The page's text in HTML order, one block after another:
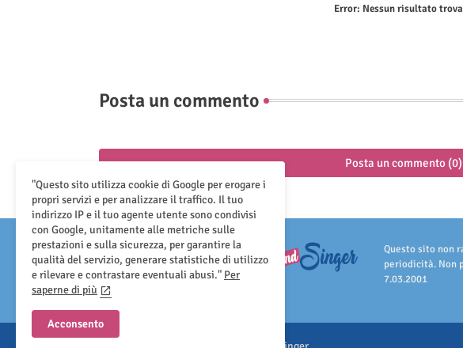
Error: Nessun risultato
Posta un commento
Posta un commento (0)
Questo sito non
periodicità. Non
7.03.2001
"Questo sito utilizza cookie di Google per erogare i
propri servizi e per analizzare il traffico. Il tuo
indirizzo IP e il tuo agente utente sono condivisi
con Google, unitamente alle metriche sulle
prestazioni e sulla sicurezza, per garantire la
qualità del servizio, generare statistiche di utilizzo
e rilevare e contrastare eventuali abusi." Per
saperne di più
Acconsento